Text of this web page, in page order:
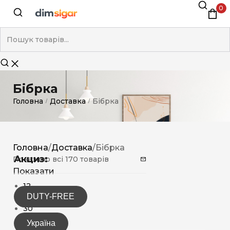
0
Бібрка
Головна / Доставка / Бібрка
Акциз:
DUTY-FREE
Україна
Головна/Доставка/Бібрка
Показано всі 170 товарів
Показати
12
15
30